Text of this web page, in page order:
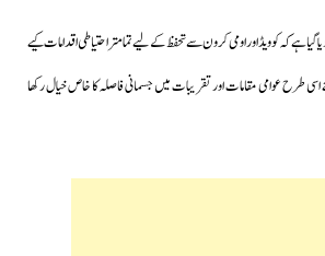
ہے کہ کوویڈ اور اومی کرون سے تحفظ کے لیے تمامتر احتیاطی اقدامات کیے
اسی طرح عوامی مقامات اور تقریبات میں جسمانی فاصلہ کا خاص خیال رکھا